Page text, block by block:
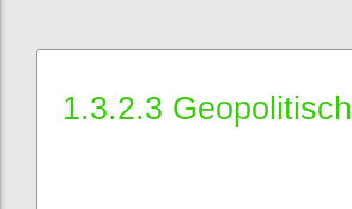
1.3.2.3 Geopolitisch